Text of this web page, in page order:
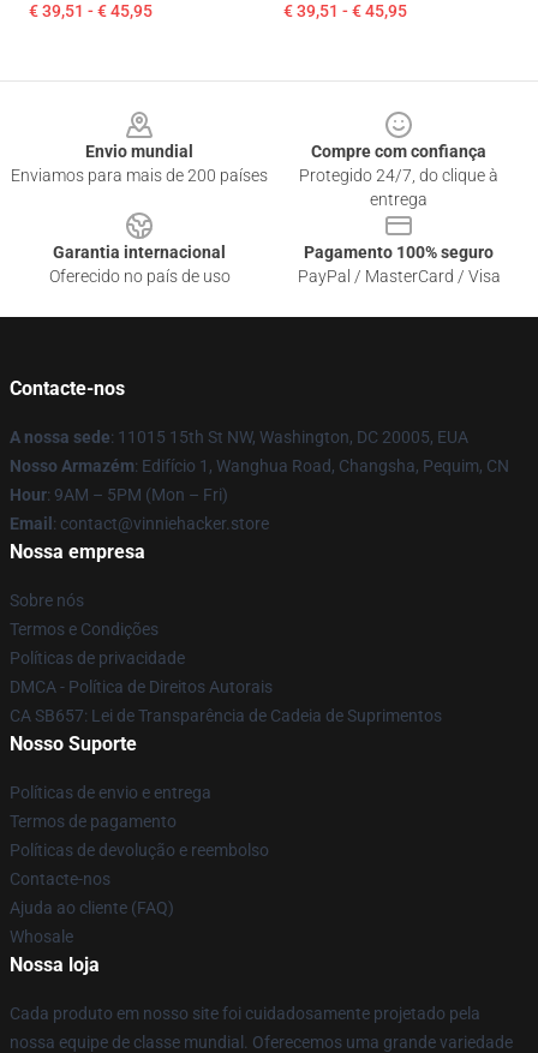
€ 39,51 - € 45,95 € 39,51 - € 45,95
Envio mundial
Enviamos para mais de 200 países
Compre com confiança
Protegido 24/7, do clique à
entrega
Garantia internacional
Oferecido no país de uso
Pagamento 100% seguro
PayPal / MasterCard / Visa
Contacte-nos
A nossa sede: 11015 15th St NW, Washington, DC 20005, EUA
Nosso Armazém: Edifício 1, Wanghua Road, Changsha, Pequim, CN
Hour: 9AM – 5PM (Mon – Fri)
Email : contact@vinniehacker.store
Nossa empresa
Sobre nós
Termos e Condições
Políticas de privacidade
DMCA - Política de Direitos Autorais
CA SB657: Lei de Transparência de Cadeia de Suprimentos
Nosso Suporte
Políticas de envio e entrega
Termos de pagamento
Políticas de devolução e reembolso
Contacte-nos
Ajuda ao cliente (FAQ)
Whosale
Nossa loja
Cada produto em nosso site foi cuidadosamente projetado pela
nossa equipe de classe mundial. Oferecemos uma grande variedade